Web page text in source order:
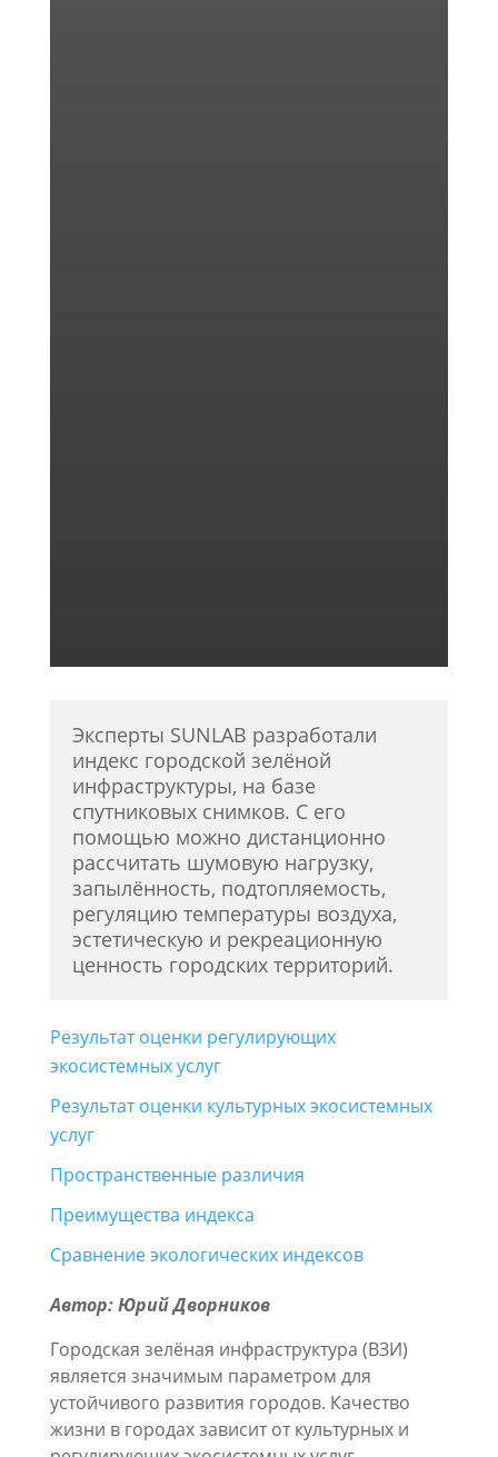
Эксперты SUNLAB разработали
индекс городской зелёной
инфраструктуры, на базе
спутниковых снимков. С его
помощью можно дистанционно
рассчитать шумовую нагрузку,
запылённость, подтопляемость,
регуляцию температуры воздуха,
эстетическую и рекреационную
ценность городских территорий.
Результат оценки регулирующих
экосистемных услуг
Результат оценки культурных экосистемных
услуг
Пространственные различия
Преимущества индекса
Сравнение экологических индексов
Автор: Юрий Дворников
Городская зелёная инфраструктура (ВЗИ)
является значимым параметром для
устойчивого развития городов. Качество
жизни в городах зависит от культурных и